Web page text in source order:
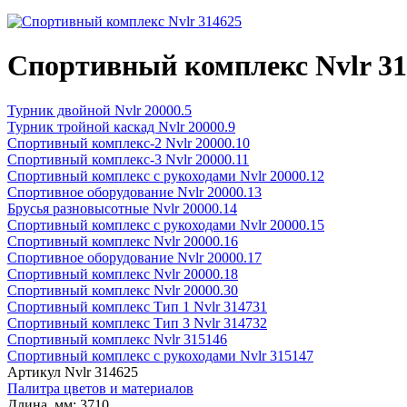
Спортивный комплекс Nvlr
Турник двойной Nvlr 20000.5
Турник тройной каскад Nvlr 20000.9
Спортивный комплекс-2 Nvlr 20000.10
Спортивный комплекс-3 Nvlr 20000.11
Спортивный комплекс с рукоходами Nvlr 20000.12
Спортивное оборудование Nvlr 20000.13
Брусья разновысотные Nvlr 20000.14
Спортивный комплекс с рукоходами Nvlr 20000.15
Спортивный комплекс Nvlr 20000.16
Спортивное оборудование Nvlr 20000.17
Спортивный комплекс Nvlr 20000.18
Спортивный комплекс Nvlr 20000.30
Спортивный комплекс Тип 1 Nvlr 314731
Спортивный комплекс Тип 3 Nvlr 314732
Спортивный комплекс Nvlr 315146
Спортивный комплекс с рукоходами Nvlr 315147
Артикул Nvlr 314625
Палитра цветов и материалов